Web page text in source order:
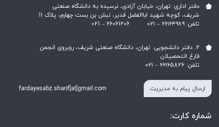
دفتر اداری: تهران، خیابان آزادی، نرسیده به دانشگاه صنعتی
شریف، کوچه شهید اباالفضل قدیر، نبش بن بست چهارم، پلاک 11
تلفن: ۶۶۱۶۴۹۸۹ – ۰۲۱ ‎021 – 66061206
2. دفتر دانشجویی: تهران، دانشگاه صنعتی شریف، روبروی انجمن
فارغ التحصیلان
تلفن: ۶۶۱۶5826 – ۰۲۱
ارسال پیام به مدیریت fardayesabz.sharif[at]gmail.com
شماره کارت: